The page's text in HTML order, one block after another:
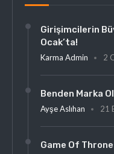
Girişimcilerin
Ocak’ta!
Karma Admin 2
Benden Marka
Ayşe Aslıhan 21
Game Of